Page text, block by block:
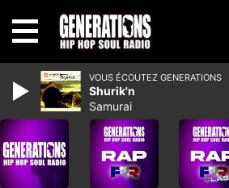
VOUS ÉCOUTEZ GENERATIONS
Shurik'n
Samurai